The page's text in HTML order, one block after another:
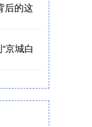
后的这
京城白